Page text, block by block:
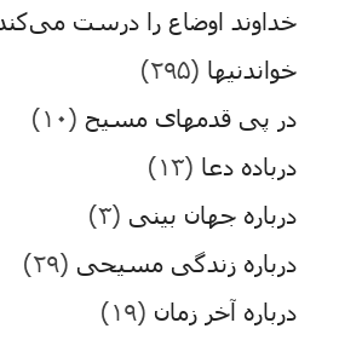
خداوند اوضاع را درست می‌کند
خواندنیها (۲۹۵)
در پی قدمهای مسیح (۱۰)
درباده دعا (۱۳)
درباره جهان بینی (۳)
درباره زندگی مسیحی (۲۹)
درباره آخر زمان (۱۹)